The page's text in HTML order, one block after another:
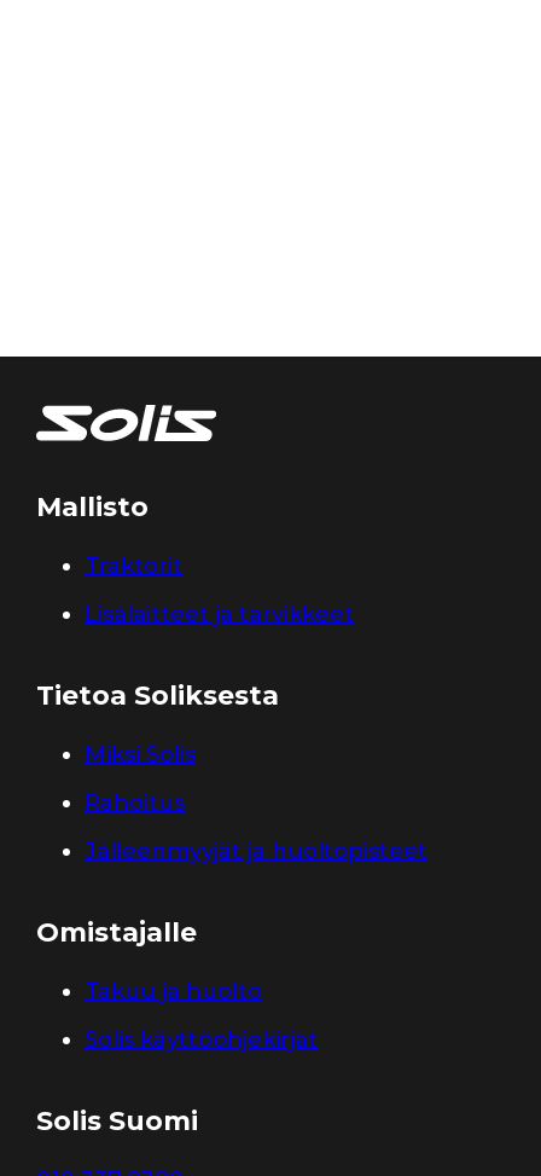
Mallisto
Traktorit
Lisälaitteet ja tarvikkeet
Tietoa Soliksesta
Miksi Solis
Rahoitus
Jälleenmyyjät ja huoltopisteet
Omistajalle
Takuu ja huolto
Solis käyttöohjekirjat
Solis Suomi